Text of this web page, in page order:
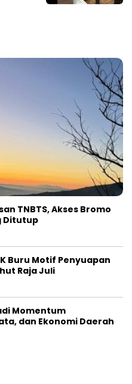
TNBTS, Akses Bromo
Ditutup
Buru Motif Penyuapan
Raja Juli
Momentum
dan Ekonomi Daerah